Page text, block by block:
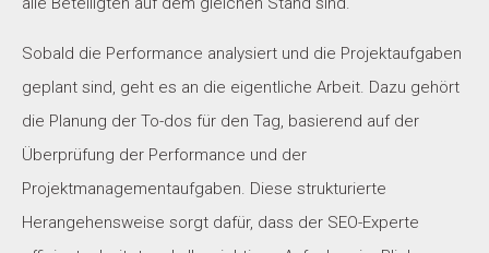
Sobald die Performance analysiert und die Projektaufgaben
geplant sind, geht es an die eigentliche Arbeit. Dazu gehört
die Planung der To-dos für den Tag, basierend auf der
Überprüfung der Performance und der
Projektmanagementaufgaben. Diese strukturierte
Herangehensweise sorgt dafür, dass der SEO-Experte